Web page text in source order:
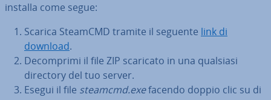
installa come segue:
Scarica SteamCMD tramite il seguente link di
download.
De­com­pri­mi il file ZIP scaricato in una qualsiasi
directory del tuo server.
Esegui il file steamcmd.exefacendo doppio clic su di